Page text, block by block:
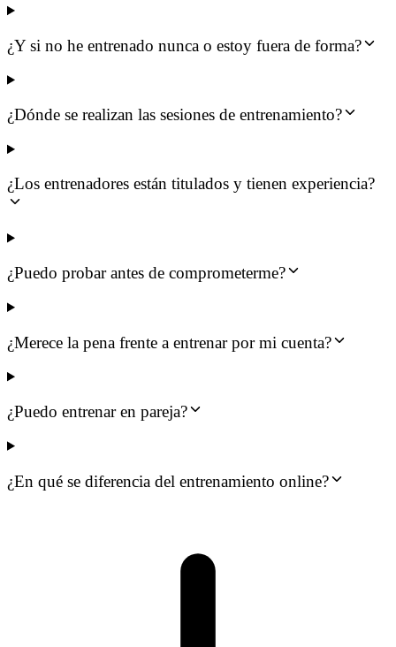
¿Y si no he entrenado nunca o estoy fuera de forma?
¿Dónde se realizan las sesiones de entrenamiento?
¿Los entrenadores están titulados y tienen experiencia?
¿Puedo probar antes de comprometerme?
¿Merece la pena frente a entrenar por mi cuenta?
¿Puedo entrenar en pareja?
¿En qué se diferencia del entrenamiento online?